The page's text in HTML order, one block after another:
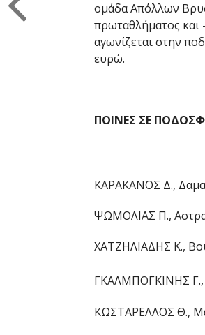
ομάδα Απόλλων
πρωταθλήματος και
αγωνίζεται στην
ευρώ.
ΠΟΙΝΕΣ ΣΕ
ΚΑΡΑΚΑΝΟΣ Δ.,
ΨΩΜΟΛΙΑΣ Π.,
ΧΑΤΖΗΛΙΑΔΗΣ Κ.,
ΓΚΑΛΜΠΟΓΚΙΝΗΣ Γ.,
ΚΩΣΤΑΡΕΛΛΟΣ Θ.,